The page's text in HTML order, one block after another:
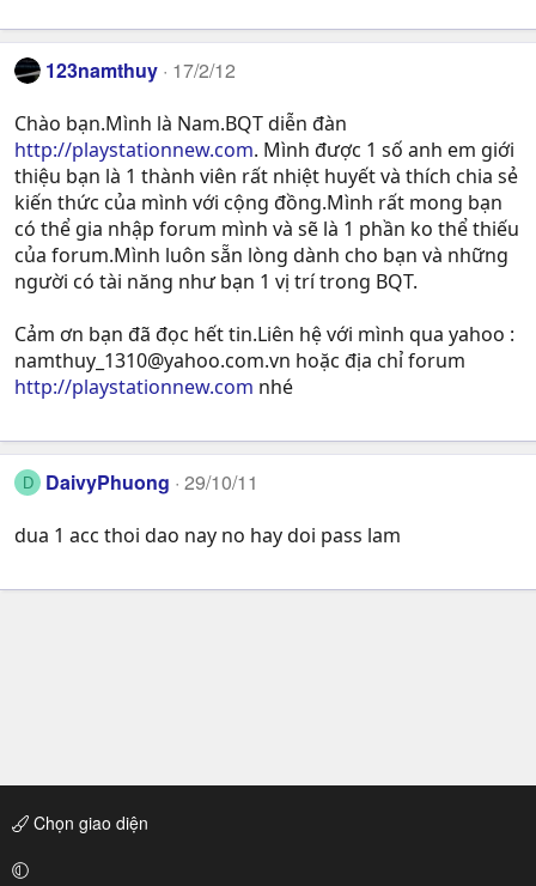
123namthuy 17/2/12
Chào bạn.Mình là Nam.BQT diễn đàn
http://playstationnew.com. Mình được 1 số anh em giới
thiệu bạn là 1 thành viên rất nhiệt huyết và thích chia sẻ
kiến thức của mình với cộng đồng.Mình rất mong bạn
có thể gia nhập forum mình và sẽ là 1 phần ko thể thiếu
của forum.Mình luôn sẵn lòng dành cho bạn và những
người có tài năng như bạn 1 vị trí trong BQT.
Cảm ơn bạn đã đọc hết tin.Liên hệ với mình qua yahoo :
namthuy_1310@yahoo.com.vn hoặc địa chỉ forum
http://playstationnew.com nhé
D DaivyPhuong 29/10/11
dua 1 acc thoi dao nay no hay doi pass lam
Chọn giao diện